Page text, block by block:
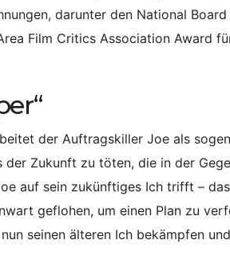
darunter den National
Film Critics Association Award
der Auftragskiller Joe als
der Zukunft zu töten, die in der
auf sein zukünftiges Ich trifft –
geflohen, um einen Plan zu
seinen älteren Ich bekämpfen